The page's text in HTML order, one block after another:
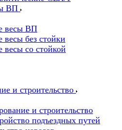
ВП
весы ВП
весы без стойки
весы со стойкой
и строительство
и строительство
подъездных путей